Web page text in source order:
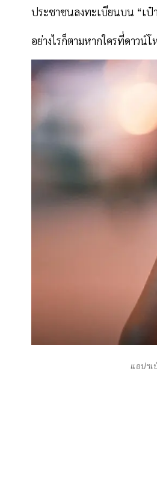
ประชาชนลงทะเบียนบน “เป๋
อย่างไรก็ตามหากใครที่ดาวน์โ
แอปฯเ